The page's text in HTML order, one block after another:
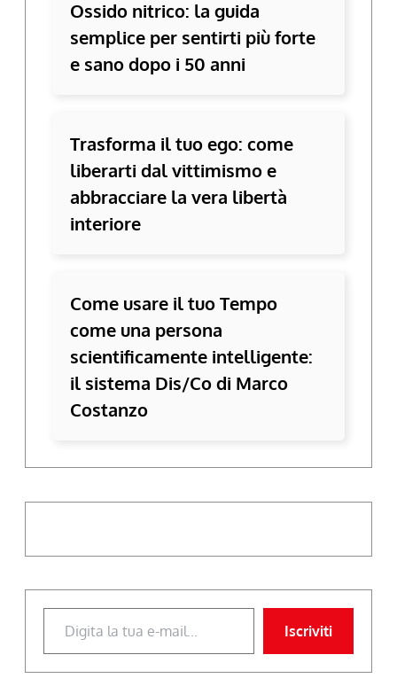
Ossido nitrico: la guida
semplice per sentirti più forte
e sano dopo i 50 anni
Trasforma il tuo ego: come
liberarti dal vittimismo e
abbracciare la vera libertà
interiore
Come usare il tuo Tempo
come una persona
scientificamente intelligente:
il sistema Dis/Co di Marco
Costanzo
Digita la tua e-mail...
Iscriviti